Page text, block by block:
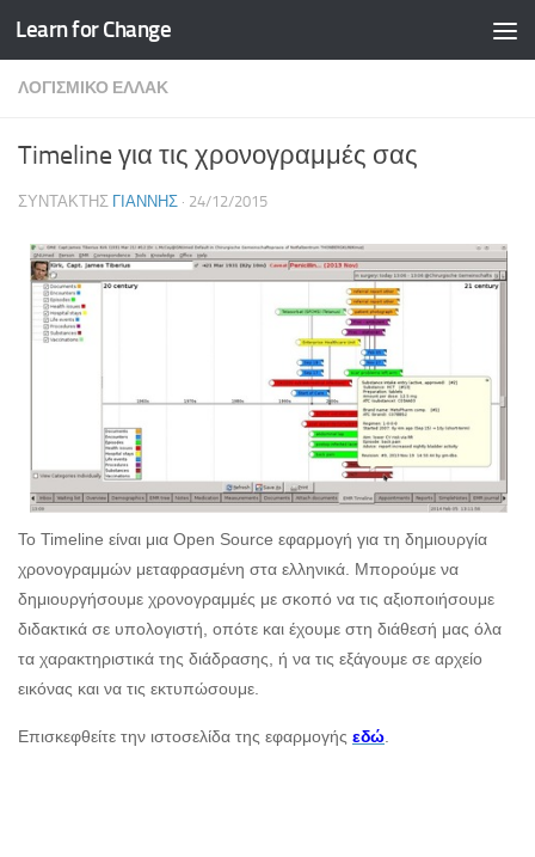
Skip to content
Learn for Change
ΛΟΓΙΣΜΙΚΌ ΕΛΛΑΚ
Timeline για τις χρονογραμμές σας
ΣΥΝΤΆΚΤΗΣ ΓΙΆΝΝΗΣ · 24/12/2015
Το Timeline είναι μια Open Source εφαρμογή για τη δημιουργία
χρονογραμμών μεταφρασμένη στα ελληνικά. Μπορούμε να
δημιουργήσουμε χρονογραμμές με σκοπό να τις αξιοποιήσουμε
διδακτικά σε υπολογιστή, οπότε και έχουμε στη διάθεσή μας όλα
τα χαρακτηριστικά της διάδρασης, ή να τις εξάγουμε σε αρχείο
εικόνας και να τις εκτυπώσουμε.
Επισκεφθείτε την ιστοσελίδα της εφαρμογής εδώ